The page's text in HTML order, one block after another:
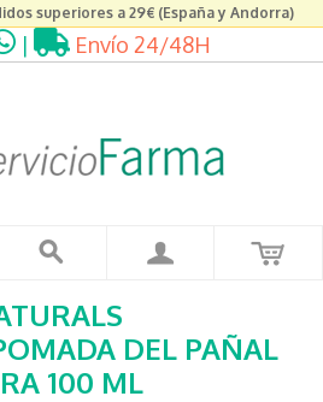
superiores a 29€ (España y Andorra)
| Envío 24/48H
DEL PAÑAL
100 ML